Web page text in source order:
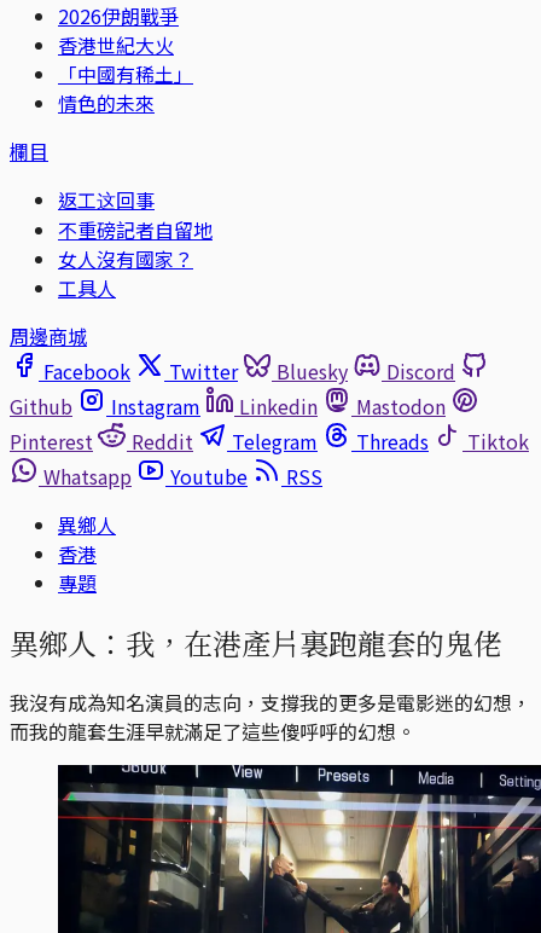
2026伊朗戰爭
香港世紀大火
「中國有稀土」
情色的未來
欄目
返工这回事
不重磅記者自留地
女人沒有國家？
工具人
周邊商城
Facebook
Twitter Bluesky
Discord
Github
Instagram Linkedin
Mastodon
Pinterest
Reddit Telegram Threads
Tiktok
Whatsapp
Youtube
RSS
異鄉人
香港
專題
異鄉人：我，在港產片裏跑龍套的鬼佬
我沒有成為知名演員的志向，支撐我的更多是電影迷的幻想，
而我的龍套生涯早就滿足了這些傻呼呼的幻想。